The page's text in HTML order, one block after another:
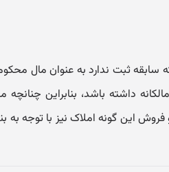
۱۳۵۶، توقیف ملکی که سابقه ثبت ندارد به عنوان مال
داشته باشد، بنابراین چنانچه